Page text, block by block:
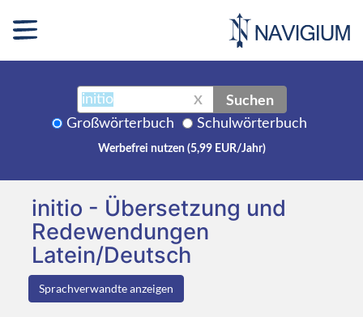
X Suchen
Großwörterbuch Schulwörterbuch
Werbefrei nutzen (5,99 EUR/Jahr)
initio - Übersetzung und
Redewendungen
Latein/Deutsch
Sprachverwandte anzeigen